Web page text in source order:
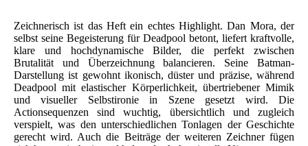
Zeichnerisch ist das Heft ein echtes Highlight. Dan Mora, der
selbst seine Begeisterung für Deadpool betont, liefert kraftvolle,
klare und hochdynamische Bilder, die perfekt zwischen
Brutalität und Überzeichnung balancieren. Seine Batman-
Darstellung ist gewohnt ikonisch, düster und präzise, während
Deadpool mit elastischer Körperlichkeit, übertriebener Mimik
und visueller Selbstironie in Szene gesetzt wird. Die
Actionsequenzen sind wuchtig, übersichtlich und zugleich
verspielt, was den unterschiedlichen Tonlagen der Geschichte
gerecht wird. Auch die Beiträge der weiteren Zeichner fügen